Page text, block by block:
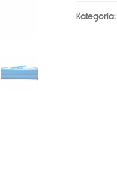
Kategoria: